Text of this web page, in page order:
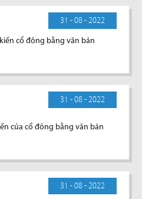
31 - 08 - 2022
cổ đông bằng văn bản
31 - 08 - 2022
của cổ đông bằng văn bản
31 - 08 - 2022